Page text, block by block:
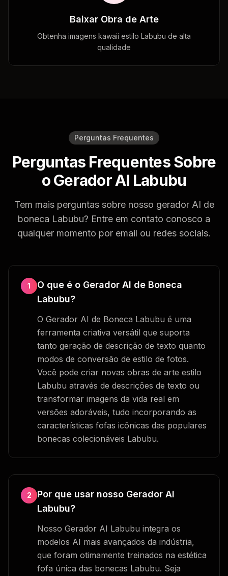
Baixar Obra de Arte
Obtenha imagens kawaii estilo Labubu de alta
qualidade
Perguntas Frequentes
Perguntas Frequentes Sobre
o Gerador AI Labubu
Tem mais perguntas sobre nosso gerador AI de
boneca Labubu? Entre em contato conosco a
qualquer momento por email ou redes sociais.
1
O que é o Gerador AI de Boneca
Labubu?
O Gerador AI de Boneca Labubu é uma
ferramenta criativa versátil que suporta
tanto geração de descrição de texto quanto
modos de conversão de estilo de fotos.
Você pode criar novas obras de arte estilo
Labubu através de descrições de texto ou
transformar imagens da vida real em
versões adoráveis, tudo incorporando as
características fofas icônicas das populares
bonecas colecionáveis Labubu.
2
Por que usar nosso Gerador AI
Labubu?
Nosso Gerador AI Labubu integra os
modelos AI mais avançados da indústria,
que foram otimamente treinados na estética
fofa única das bonecas Labubu. Seja